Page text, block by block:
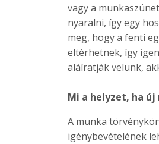
vagy a
nyaralni, így egy
meg, hogy a fenti
eltérhetnek, így
aláíratják velünk,
Mi a helyzet, ha
A munka
igénybevételének